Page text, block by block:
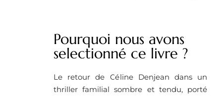
Pourquoi nous avons
selectionné ce livre ? ​
Le retour de Céline Denjean dans un
thriller familial sombre et tendu, porté